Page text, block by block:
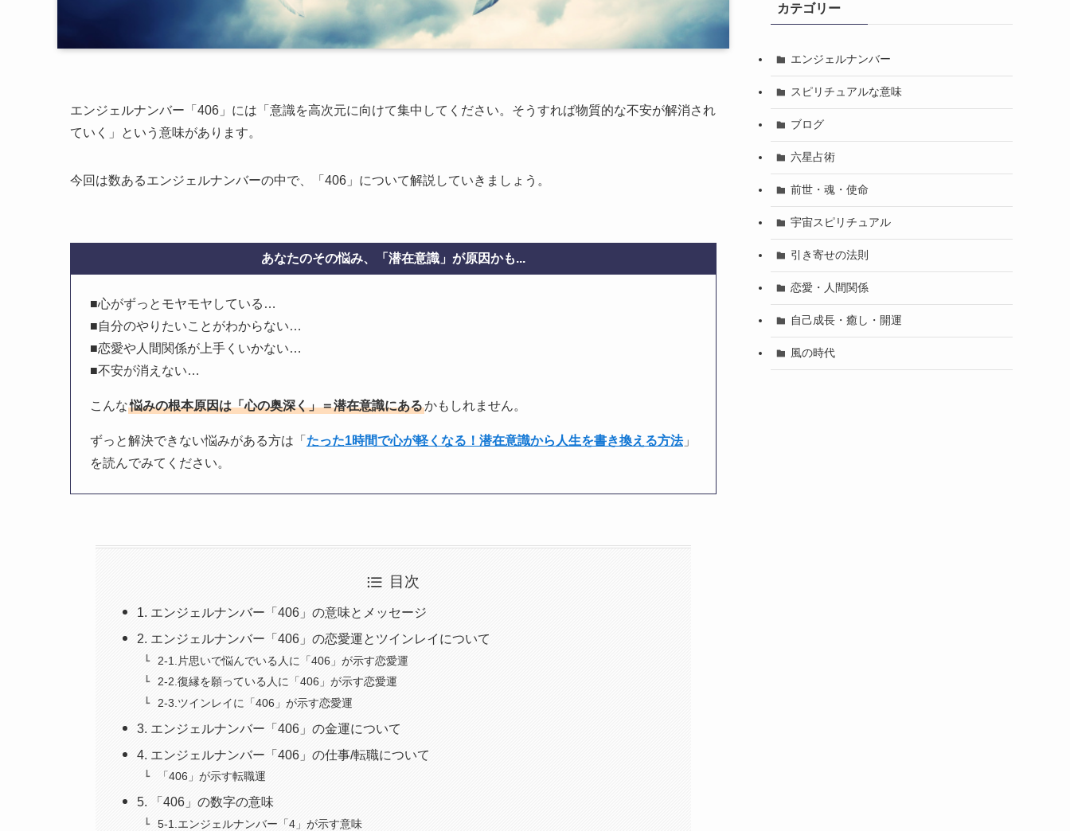
エンジェルナンバー「406」には「意識を高次元に向けて集中してください。そうすれば物質的な不安が解消され
ていく」という意味があります。
今回は数あるエンジェルナンバーの中で、「406」について解説していきましょう。
あなたのその悩み、「潜在意識」が原因かも...
■心がずっとモヤモヤしている…
■自分のやりたいことがわからない…
■恋愛や人間関係が上手くいかない…
■不安が消えない…
こんな悩みの根本原因は「心の奥深く」＝潜在意識にあるかもしれません。
ずっと解決できない悩みがある方は「 たった1時間で心が軽くなる！潜在意識から人生を書き換える方法」
を読んでみてください。
目次
1. エンジェルナンバー「406」の意味とメッセージ
2. エンジェルナンバー「406」の恋愛運とツインレイについて
2-1.片思いで悩んでいる人に「406」が示す恋愛運
2-2.復縁を願っている人に「406」が示す恋愛運
2-3.ツインレイに「406」が示す恋愛運
3. エンジェルナンバー「406」の金運について
4. エンジェルナンバー「406」の仕事/転職について
「406」が示す転職運
5. 「406」の数字の意味
5-1.エンジェルナンバー「4」が示す意味
カテゴリー
エンジェルナンバー
スピリチュアルな意味
ブログ
六星占術
前世・魂・使命
宇宙スピリチュアル
引き寄せの法則
恋愛・人間関係
自己成長・癒し・開運
風の時代